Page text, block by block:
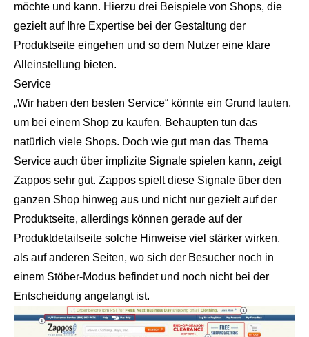
möchte und kann. Hierzu drei Beispiele von Shops, die
gezielt auf Ihre Expertise bei der Gestaltung der
Produktseite eingehen und so dem Nutzer eine klare
Alleinstellung bieten.
Service
„Wir haben den besten Service“ könnte ein Grund lauten,
um bei einem Shop zu kaufen. Behaupten tun das
natürlich viele Shops. Doch wie gut man das Thema
Service auch über implizite Signale spielen kann, zeigt
Zappos sehr gut. Zappos spielt diese Signale über den
ganzen Shop hinweg aus und nicht nur gezielt auf der
Produktseite, allerdings können gerade auf der
Produktdetailseite solche Hinweise viel stärker wirken,
als auf anderen Seiten, wo sich der Besucher noch in
einem Stöber-Modus befindet und noch nicht bei der
Entscheidung angelangt ist.